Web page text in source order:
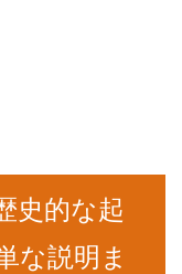
史的な起
な説明ま